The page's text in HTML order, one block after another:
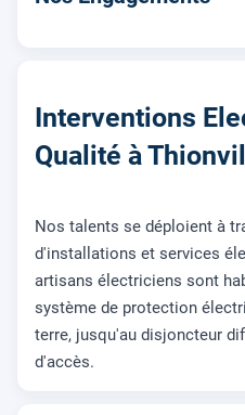
Interventions
Qualité à
Nos talents se déploient à
d'installations et services
artisans électriciens sont
système de protection
terre, jusqu'au disjoncteur
d'accès.